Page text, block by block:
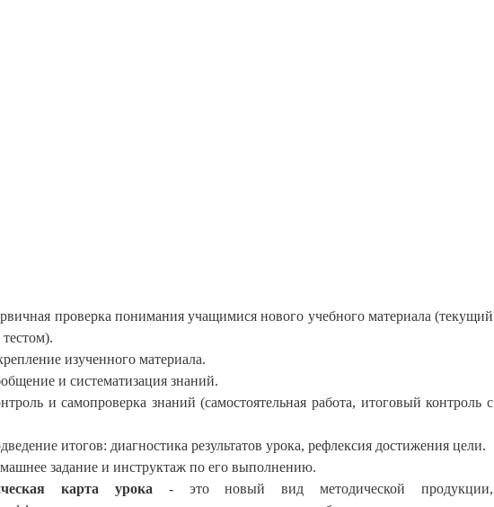
проверка понимания учащимися нового учебного материала (текущий
изученного материала.
и систематизация знаний.
и самопроверка знаний (самостоятельная работа, итоговый контроль с
итогов: диагностика результатов урока, рефлексия достижения цели.
задание и инструктаж по его выполнению.
карта урока - это новый видметодической продукции,